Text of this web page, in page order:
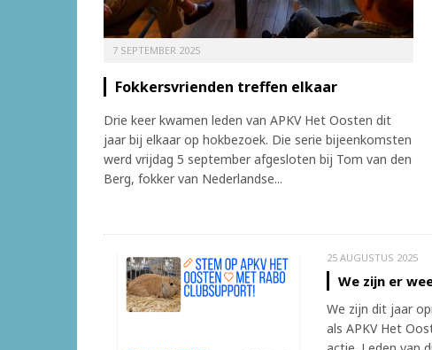
7 SEPTEMBER 2025
Fokkersvrienden treffen elkaar
Drie keer kwamen leden van APKV Het Oosten dit
jaar bij elkaar op hokbezoek. Die serie bijeenkomsten
werd vrijdag 5 september afgesloten bij Tom van den
Berg, fokker van Nederlandse...
25 AUGUSTUS 2025
We zijn er
We zijn dit jaar
als APKV Het